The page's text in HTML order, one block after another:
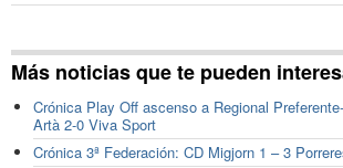
Más noticias que te pueden
Crónica Play Off ascenso a Regional
Artà 2-0 Viva Sport
Crónica 3ª Federación: CD Migjorn 1 – 3